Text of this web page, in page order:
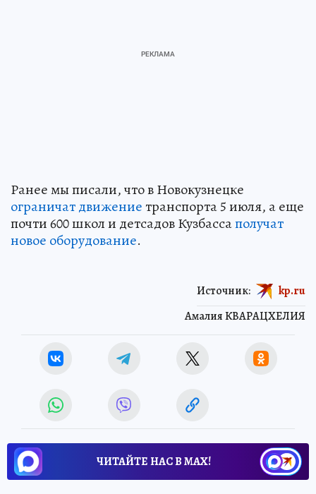
Ранее мы писали, что в Новокузнецке
ограничат движениетранспорта 5 июля, а еще
почти 600 школ и детсадов Кузбассаполучат
новое оборудование.
Амалия КВАРАЦХЕЛИЯ
Источник: kp.ru
ЧИТАЙТЕ НАС В МАХ!